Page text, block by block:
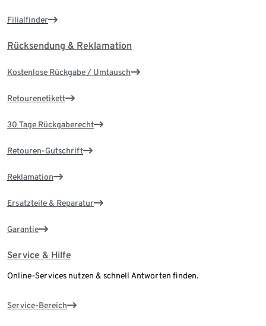
Filialfinder
Rücksendung & Reklamation
Kostenlose Rückgabe / Umtausch
Retourenetikett
30 Tage Rückgaberecht
Retouren-Gutschrift
Reklamation
Ersatzteile & Reparatur
Garantie
Service & Hilfe
Online-Services nutzen & schnell Antworten finden.
Service-Bereich